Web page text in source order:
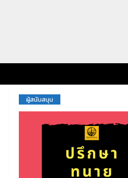
ผู้สนับสนุน